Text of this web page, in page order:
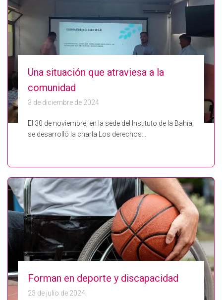
Una situación que atraviesa a la
comunidad
3 de diciembre de 2024
El 30 de noviembre, en la sede del Instituto de la Bahía,
se desarrolló la charla Los derechos…
Forman en deporte y discapacidad
23 de julio de 2024